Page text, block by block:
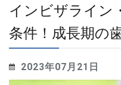
インビザライン
条件！成長期の
2023年07月21日